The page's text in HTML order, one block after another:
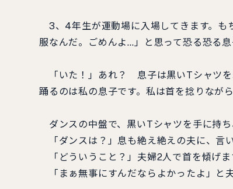
3、4年生が運動場に入場してきます。も
服なんだ。ごめんよ…」と思って恐る恐る息
「いた！」あれ？ 息子は黒いTシャツを
踊るのは私の息子です。私は首を捻りなが
ダンスの中盤で、黒いTシャツを手に持ち
「ダンスは？」息も絶え絶えの夫に、言
「どういうこと？」夫婦2人で首を傾げま
「まぁ無事にすんだならよかったよ」と